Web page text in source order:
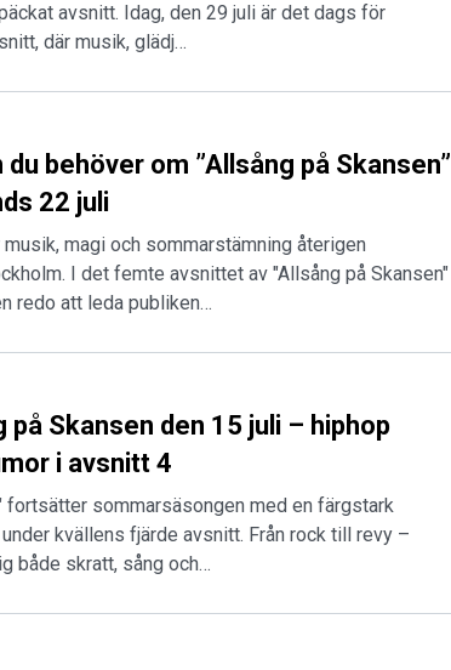
avsnitt. Idag, den 29 juli är det dags för
där musik, glädj…
behöver om ”Allsång på Skansen”
22 juli
magi och sommarstämning återigen
I det femte avsnittet av "Allsång på Skansen"
redo att leda publiken…
på Skansen den 15 juli – hiphop
i avsnitt 4
fortsätter sommarsäsongen med en färgstark
kvällens fjärde avsnitt. Från rock till revy –
både skratt, sång och…